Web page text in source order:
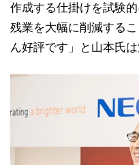
作成する仕掛けを試験
残業を大幅に削減する
ん好評です」と山本氏は